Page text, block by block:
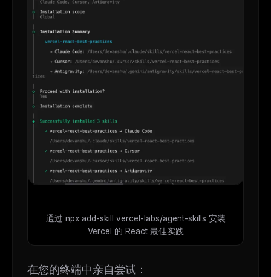
通过 npx add-skill vercel-labs/agent-skills 安装
Vercel 的 React 最佳实践
在您的终端中亲自尝试：